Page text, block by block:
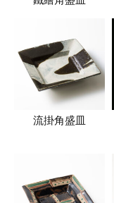
流掛角盛皿